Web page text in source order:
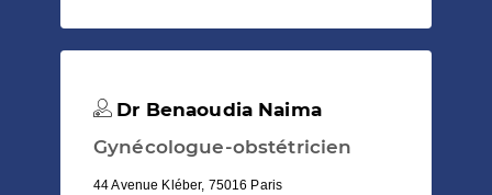
Dr Benaoudia Naima
Gynécologue-obstétricien
44 Avenue Kléber, 75016 Paris